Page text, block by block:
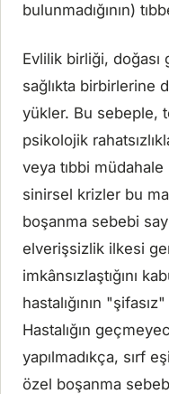
bulunmadığının)
Evlilik birliği, doğası
sağlıkta birbirlerine
yükler. Bu sebeple,
psikolojik
veya tıbbi müdahale
sinirsel krizler bu
boşanma sebebi
elverişsizlik ilkesi
imkânsızlaştığını
hastalığının
Hastalığın
yapılmadıkça, sırf
özel boşanma